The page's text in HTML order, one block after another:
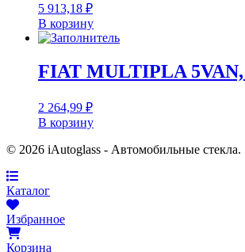
5 913,18 ₽
В корзину
FIAT MULTIPLA
2 264,99 ₽
В корзину
© 2026 iAutoglass - Автомобильные стекла.
Каталог
Избранное
Корзина